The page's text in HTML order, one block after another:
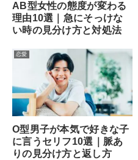
AB型女性の態度が変わる
理由10選｜急にそっけな
い時の見分け方と対処法
恋愛
O型男子が本気で好きな子
に言うセリフ10選｜脈あ
りの見分け方と返し方